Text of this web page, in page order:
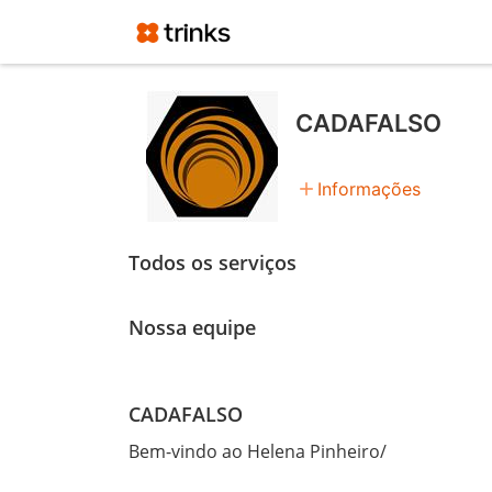
CADAFALSO
add Informações
Todos os serviços
Nossa equipe
CADAFALSO
Bem-vindo ao Helena Pinheiro/